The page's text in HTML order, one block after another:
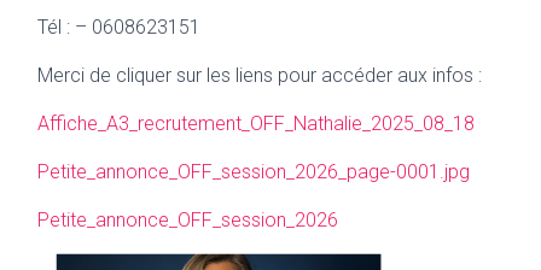
Tél : – 0608623151
Merci de cliquer sur les liens pour accéder aux infos :
Affiche_A3_recrutement_OFF_Nathalie_2025_08_18
Petite_annonce_OFF_session_2026_page-0001.jpg
Petite_annonce_OFF_session_2026